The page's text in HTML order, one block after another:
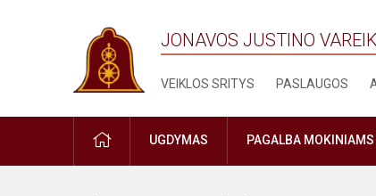
JONAVOS JUSTINO
VEIKLOS SRITYS PASLAUGOS
PRADŽIAUGDYMAS PAGALBA